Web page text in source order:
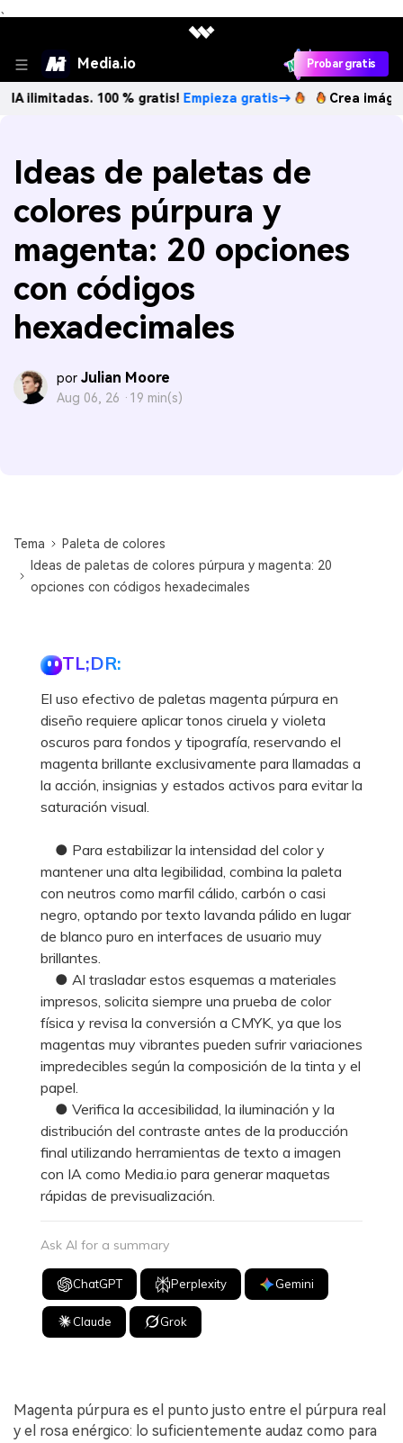
、
Media.io Probar gratis
100 % gratis!Empieza gratis→ Crea imágenes IA
Ideas de paletas de
colores púrpura y
magenta: 20 opciones
con códigos
hexadecimales
por Julian Moore
Aug 06, 26 · 19 min(s)
Tema
Paleta de colores
Ideas de paletas de colores púrpura y magenta: 20
opciones con códigos hexadecimales
TL;DR:
El uso efectivo de paletas magenta púrpura en
diseño requiere aplicar tonos ciruela y violeta
oscuros para fondos y tipografía, reservando el
magenta brillante exclusivamente para llamadas a
la acción, insignias y estados activos para evitar la
saturación visual.
● Para estabilizar la intensidad del color y
mantener una alta legibilidad, combina la paleta
con neutros como marfil cálido, carbón o casi
negro, optando por texto lavanda pálido en lugar
de blanco puro en interfaces de usuario muy
brillantes.
● Al trasladar estos esquemas a materiales
impresos, solicita siempre una prueba de color
física y revisa la conversión a CMYK, ya que los
magentas muy vibrantes pueden sufrir variaciones
impredecibles según la composición de la tinta y el
papel.
● Verifica la accesibilidad, la iluminación y la
distribución del contraste antes de la producción
final utilizando herramientas de texto a imagen
con IA como Media.io para generar maquetas
rápidas de previsualización.
Ask AI for a summary
ChatGPT Perplexity Gemini
Claude Grok
Magenta púrpura es el punto justo entre el púrpura real
y el rosa enérgico: lo suficientemente audaz como para